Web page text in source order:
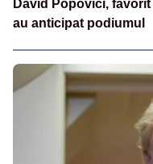
David Popovici,
au anticipat podiumul